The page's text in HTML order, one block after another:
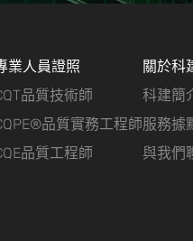
業人員證照
品質技術師
品質實務工程師
品質工程師
關於科
科建簡
服務據
與我們